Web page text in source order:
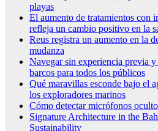
playas
El aumento de tratamientos con
refleja un cambio positivo en la
Reus registra un aumento en la
mudanza
Navegar sin experiencia previa
barcos para todos los públicos
Qué maravillas esconde bajo el
los exploradores marinos
Cómo detectar micrófonos
Signature Architecture in the
Sustainability